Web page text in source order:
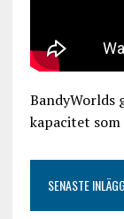
BandyWorlds
kapacitet som
SENASTE